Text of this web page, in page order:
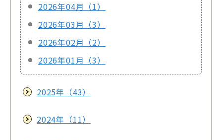
2026年04月（1）
2026年03月（3）
2026年02月（2）
2026年01月（3）
2025年（43）
2024年（11）